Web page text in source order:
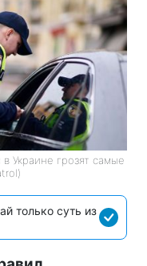
Украине грозят самые
только суть из